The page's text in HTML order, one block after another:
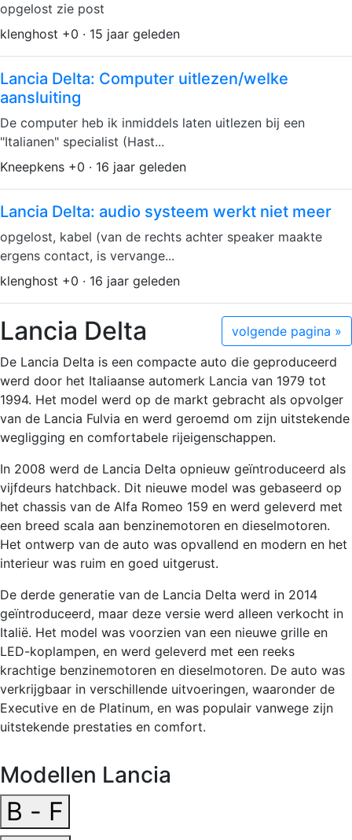
opgelost zie post
klenghost +0 · 15 jaar geleden
Lancia Delta: Computer uitlezen/welke
aansluiting
De computer heb ik inmiddels laten uitlezen bij een
"Italianen" specialist (Hast...
Kneepkens +0 · 16 jaar geleden
Lancia Delta: audio systeem werkt niet meer
opgelost, kabel (van de rechts achter speaker maakte
ergens contact, is vervange...
klenghost +0 · 16 jaar geleden
volgende pagina »
Lancia Delta
De Lancia Delta is een compacte auto die geproduceerd
werd door het Italiaanse automerk Lancia van 1979 tot
1994. Het model werd op de markt gebracht als opvolger
van de Lancia Fulvia en werd geroemd om zijn uitstekende
wegligging en comfortabele rijeigenschappen.
In 2008 werd de Lancia Delta opnieuw geïntroduceerd als
vijfdeurs hatchback. Dit nieuwe model was gebaseerd op
het chassis van de Alfa Romeo 159 en werd geleverd met
een breed scala aan benzinemotoren en dieselmotoren.
Het ontwerp van de auto was opvallend en modern en het
interieur was ruim en goed uitgerust.
De derde generatie van de Lancia Delta werd in 2014
geïntroduceerd, maar deze versie werd alleen verkocht in
Italië. Het model was voorzien van een nieuwe grille en
LED-koplampen, en werd geleverd met een reeks
krachtige benzinemotoren en dieselmotoren. De auto was
verkrijgbaar in verschillende uitvoeringen, waaronder de
Executive en de Platinum, en was populair vanwege zijn
uitstekende prestaties en comfort.
Modellen Lancia
B - F